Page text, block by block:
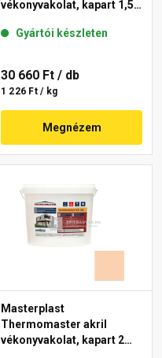
vékonyvakolat, kapart 1,5
Gyártói készleten
30 660 Ft / db
1 226 Ft / kg
Megnézem
Masterplast
Thermomaster akril
vékonyvakolat, kapart 2